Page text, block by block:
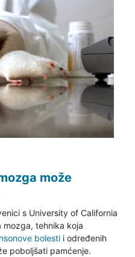
može
s University of California
mozga, tehnika koja
bolestii određenih
poboljšati pamćenje.